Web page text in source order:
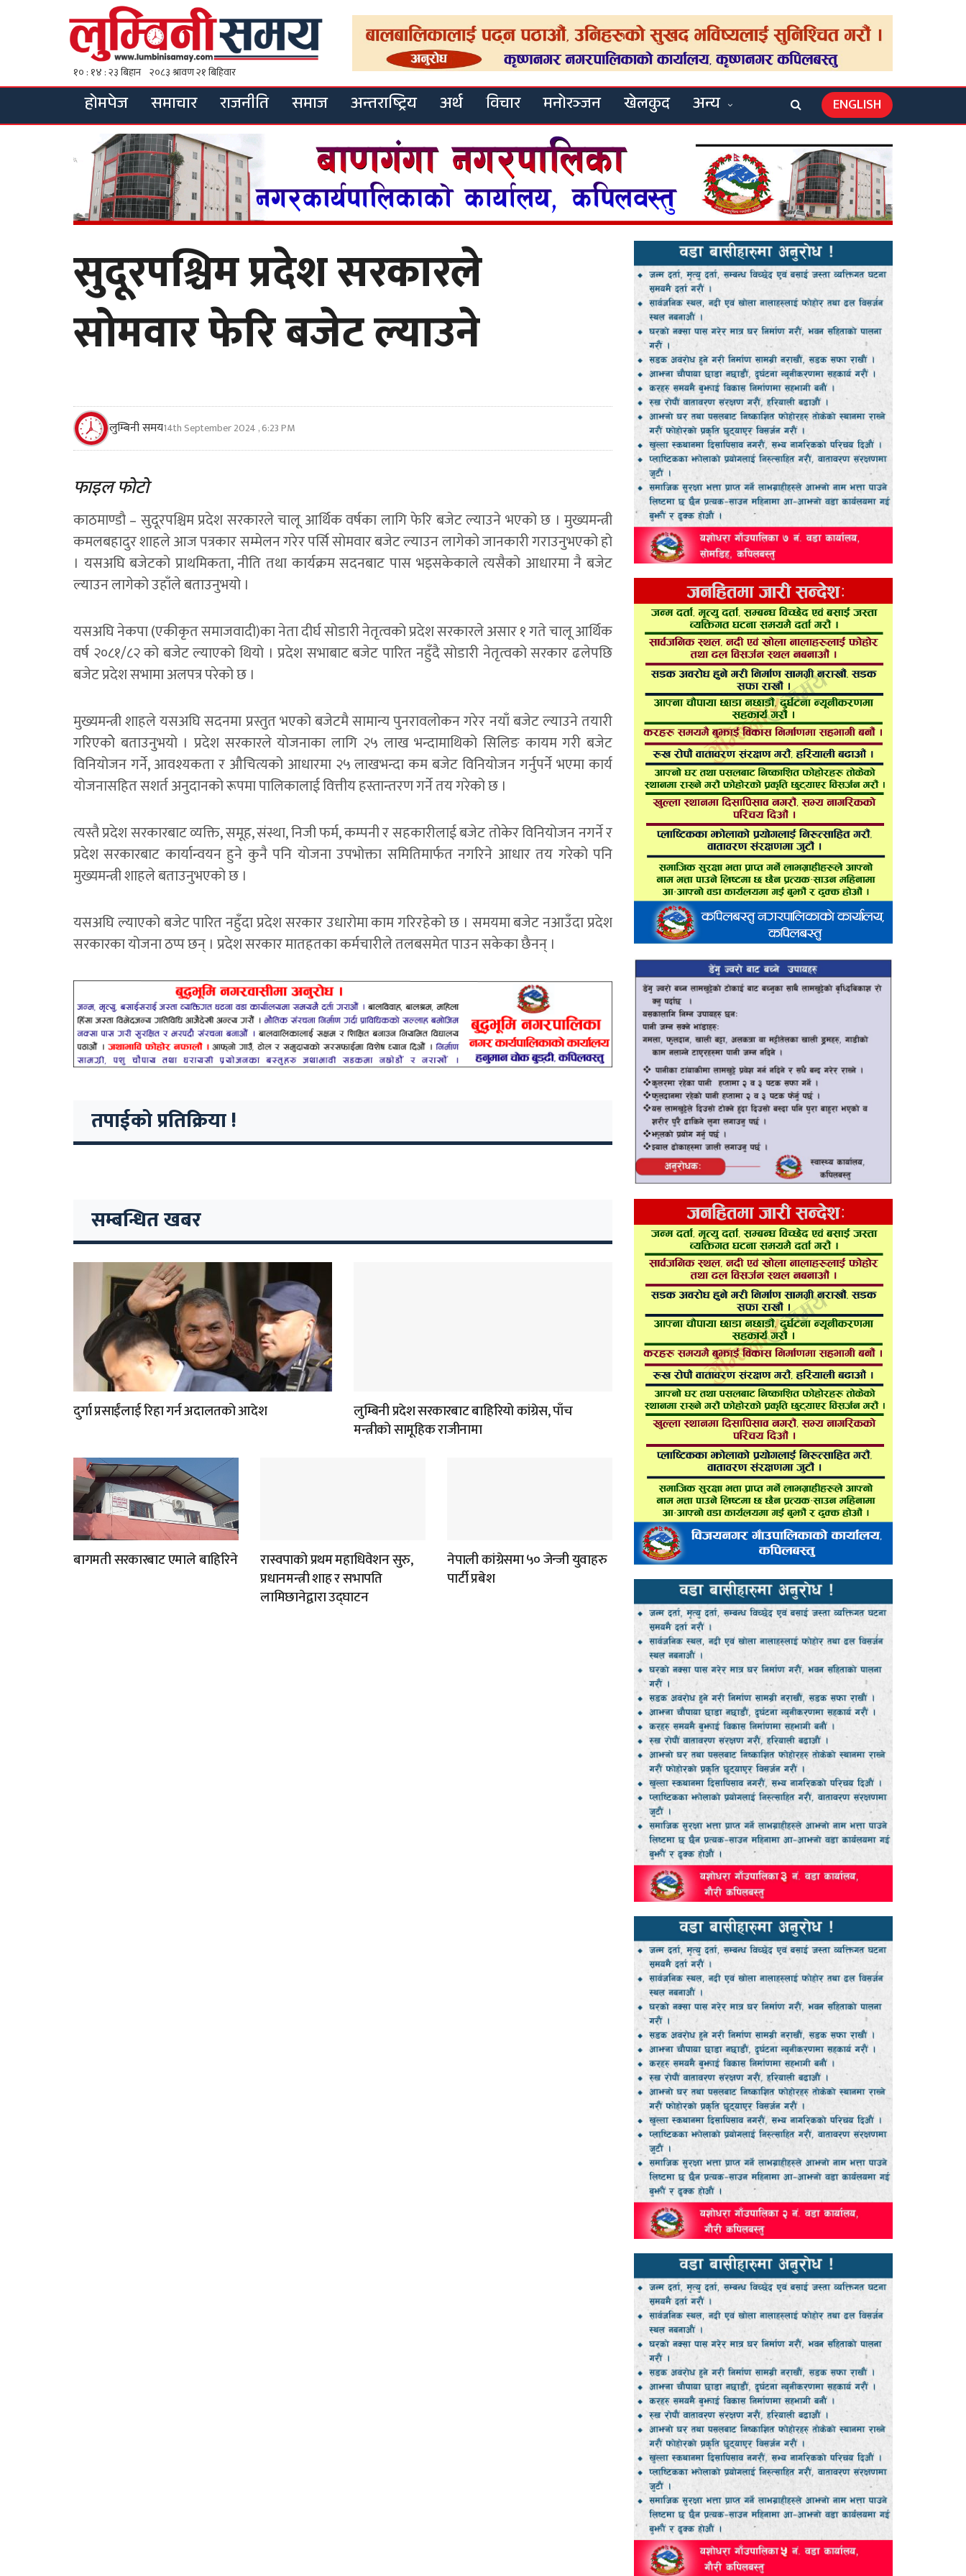
होमपेज समाचार राजनीति समाज अन्तराष्ट्रिय अर्थ विचार मनोरञ्जन खेलकुद अन्य ENGLISH
सुदूरपश्चिम प्रदेश सरकारले
सोमवार फेरि बजेट ल्याउने
लुम्बिनी समय14th September 2024 , 6:23 PM
फाइल फाेटाे
काठमाण्डौ – सुदूरपश्चिम प्रदेश सरकारले चालू आर्थिक वर्षका लागि फेरि बजेट ल्याउने भएको छ । मुख्यमन्त्री
कमलबहादुर शाहले आज पत्रकार सम्मेलन गरेर पर्सि सोमवार बजेट ल्याउन लागेको जानकारी गराउनुभएको हो
। यसअघि बजेटको प्राथमिकता, नीति तथा कार्यक्रम सदनबाट पास भइसकेकाले त्यसैको आधारमा नै बजेट
ल्याउन लागेको उहाँले बताउनुभयो ।
यसअघि नेकपा (एकीकृत समाजवादी)का नेता दीर्घ सोडारी नेतृत्वको प्रदेश सरकारले असार १ गते चालू आर्थिक
वर्ष २०८१/८२ को बजेट ल्याएको थियो । प्रदेश सभाबाट बजेट पारित नहुँदै सोडारी नेतृत्वको सरकार ढलेपछि
बजेट प्रदेश सभामा अलपत्र परेको छ ।
मुख्यमन्त्री शाहले यसअघि सदनमा प्रस्तुत भएको बजेटमै सामान्य पुनरावलोकन गरेर नयाँ बजेट ल्याउने तयारी
गरिएकोे बताउनुभयो । प्रदेश सरकारले योजनाका लागि २५ लाख भन्दामाथिको सिलिङ कायम गरी बजेट
विनियोजन गर्ने, आवश्यकता र औचित्यको आधारमा २५ लाखभन्दा कम बजेट विनियोजन गर्नुपर्ने भएमा कार्य
योजनासहित सशर्त अनुदानको रूपमा पालिकालाई वित्तीय हस्तान्तरण गर्ने तय गरेको छ ।
त्यस्तै प्रदेश सरकारबाट व्यक्ति, समूह, संस्था, निजी फर्म, कम्पनी र सहकारीलाई बजेट तोकेर विनियोजन नगर्ने र
प्रदेश सरकारबाट कार्यान्वयन हुने कुनै पनि योजना उपभोक्ता समितिमार्फत नगरिने आधार तय गरेको पनि
मुख्यमन्त्री शाहले बताउनुभएको छ ।
यसअघि ल्याएको बजेट पारित नहुँदा प्रदेश सरकार उधारोमा काम गरिरहेको छ । समयमा बजेट नआउँदा प्रदेश
सरकारका योजना ठप्प छन् । प्रदेश सरकार मातहतका कर्मचारीले तलबसमेत पाउन सकेका छैनन् ।
तपाईको प्रतिक्रिया !
सम्बन्धित खबर
दुर्गा प्रसाईंलाई रिहा गर्न अदालतको आदेश
लुम्बिनी प्रदेश सरकारबाट बाहिरियो कांग्रेस, पाँच
मन्त्रीको सामूहिक राजीनामा
बागमती सरकारबाट एमाले बाहिरिने
रास्वपाको प्रथम महाधिवेशन सुरु,
प्रधानमन्त्री शाह र सभापति
लामिछानेद्वारा उद्घाटन
नेपाली कांग्रेसमा ५० जेन्जी युवाहरु
पार्टी प्रबेश